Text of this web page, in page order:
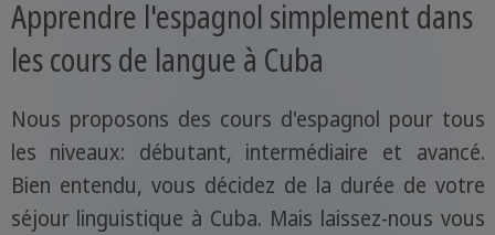
Apprendre l'espagnol simplement dans
les cours de langue à Cuba
Nous proposons des cours d'espagnol pour tous
les niveaux: débutant, intermédiaire et avancé.
Bien entendu, vous décidez de la durée de votre
séjour linguistique à Cuba. Mais laissez-nous vous